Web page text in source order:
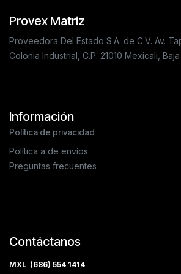
Provex Matriz
Proveedora Del Estado S.A. de C.V. Av.
Colonia Industrial, C.P. 21010 Mexicali,
Información
Política de privacidad
Política a de envíos
Preguntas frecuentes
Contáctanos
MXL (686) 554 1414